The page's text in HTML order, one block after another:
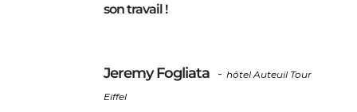
son travail !
Jeremy Fogliata - hôtel Auteuil Tour
Eiffel